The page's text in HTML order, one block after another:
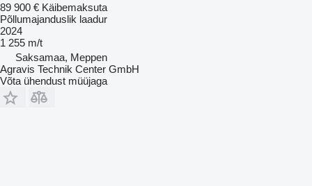
89 900 € Käibemaksuta
Põllumajanduslik laadur
2024
1 255 m/t
Saksamaa, Meppen
Agravis Technik Center GmbH
Võta ühendust müüjaga